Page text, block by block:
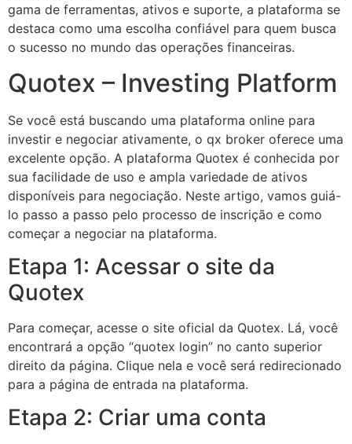
gama de ferramentas, ativos e suporte, a plataforma se
destaca como uma escolha confiável para quem busca
o sucesso no mundo das operações financeiras.
Quotex – Investing Platform
Se você está buscando uma plataforma online para
investir e negociar ativamente, o qx broker oferece uma
excelente opção. A plataforma Quotex é conhecida por
sua facilidade de uso e ampla variedade de ativos
disponíveis para negociação. Neste artigo, vamos guiá-
lo passo a passo pelo processo de inscrição e como
começar a negociar na plataforma.
Etapa 1: Acessar o site da
Quotex
Para começar, acesse o site oficial da Quotex. Lá, você
encontrará a opção “quotex login” no canto superior
direito da página. Clique nela e você será redirecionado
para a página de entrada na plataforma.
Etapa 2: Criar uma conta